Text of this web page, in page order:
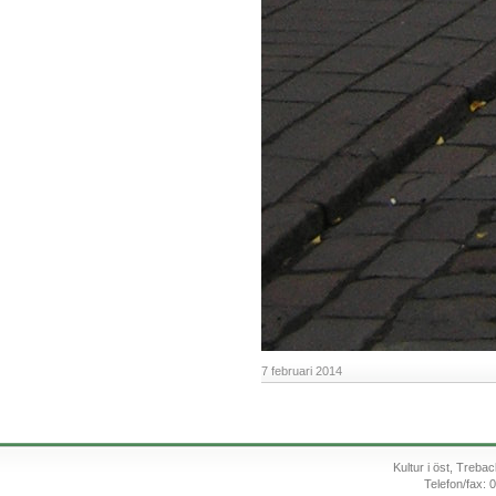
7 februari 2014
Kultur i öst,
Telefon/fax: